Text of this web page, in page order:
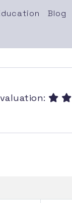
Blog